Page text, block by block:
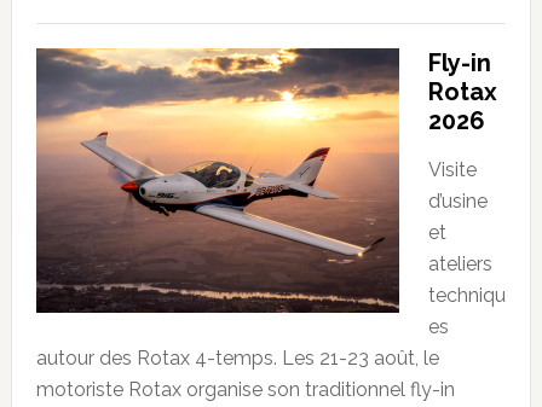
Fly-in
Rotax
2026
Visite
d’usine
et
ateliers
techniqu
es
autour des Rotax 4-temps. Les 21-23 août, le
motoriste Rotax organise son traditionnel fly-in